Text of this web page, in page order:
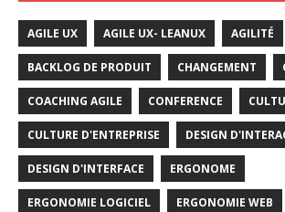
AGILE UX AGILE UX- LEANUX AGILITÉ
BACKLOG DE PRODUIT CHANGEMENT
COACHING AGILE CONFERENCE
CULTURE D'ENTREPRISE DESIGN
DESIGN D'INTERFACE ERGONOME
ERGONOMIE LOGICIEL ERGONOMIE WEB